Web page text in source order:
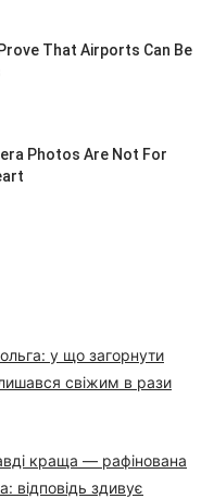
у що загорнути
свіжим в рази
краща — рафінована
відповідь здивує